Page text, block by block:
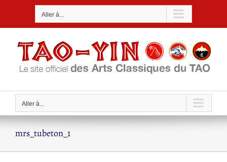
Aller à...
Aller à...
mrs_tubeton_1